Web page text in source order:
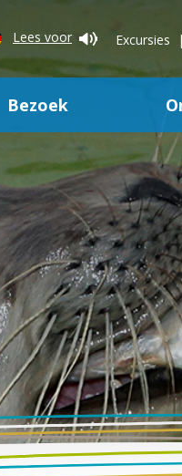
Lees voor Excursies
Bezoek